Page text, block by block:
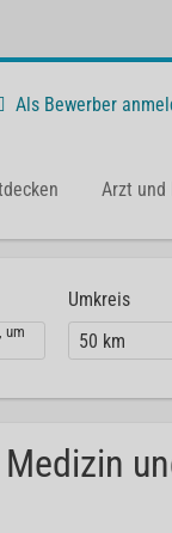
Als Bewerber
Arzt und
, um
Umkreis
50 km